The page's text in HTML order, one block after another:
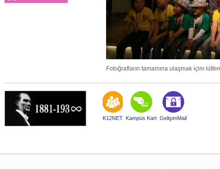
Fotoğrafların tamamına ulaşmak içim
K12NET Kampüs Kart GelişimMail